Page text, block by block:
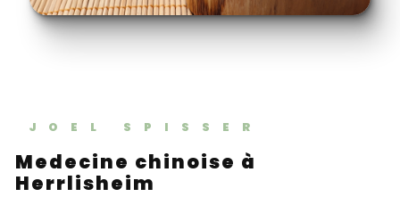
JOEL SPISSER
Medecine chinoise à
Herrlisheim